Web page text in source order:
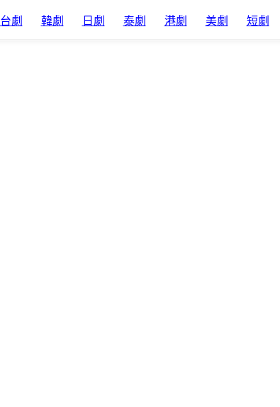
台劇 韓劇 日劇 泰劇 港劇 美劇 短劇